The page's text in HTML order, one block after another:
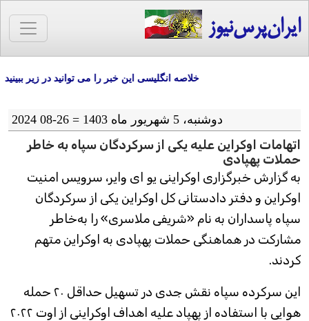
ایران‌پرس‌نیوز
خلاصه انگلیسی این خبر را می توانید در زیر ببینید
دوشنبه، 5 شهریور ماه 1403 = 26-08 2024
اتهامات اوکراین علیه یکی از سرکردگان سپاه به خاطر
حملات پهپادی
به گزارش خبرگزاری اوکراینی یو ای وایر، سرویس امنیت
اوکراین و دفتر دادستانی کل اوکراین یکی از سرکردگان
سپاه پاسداران به نام «شریفی ملاسری» را به‌خاطر
مشارکت در هماهنگی حملات پهپادی به اوکراین متهم
کردند.
این سرکرده سپاه نقش جدی در تسهیل حداقل ۲۰ حمله
هوایی با استفاده از پهپاد علیه اهداف اوکراینی از اوت ۲۰۲۲